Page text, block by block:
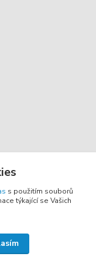
s použitím souborů
týkající se Vašich